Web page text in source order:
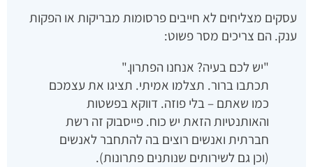
עסקים מצליחים לא חייבים פרסומות מבריקות או הפקות
ענק. הם צריכים מסר פשוט:
"יש לכם בעיה? אנחנו הפתרון."
תכתבו ברור. תצלמו אמיתי. תציגו את עצמכם
כמו שאתם – בלי פוזה. דווקא בפשטות
והאותנטיות הזאת יש כוח. פייסבוק זה רשת
חברתית ואנשים רוצים בה להתחבר לאנשים
(וכן גם לשירותים שנותנים פתרונות).